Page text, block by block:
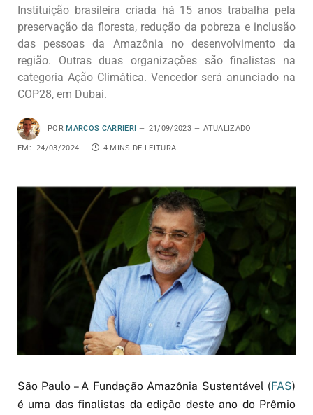
Instituição brasileira criada há 15 anos trabalha pela
preservação da floresta, redução da pobreza e inclusão
das pessoas da Amazônia no desenvolvimento da
região. Outras duas organizações são finalistas na
categoria Ação Climática. Vencedor será anunciado na
COP28, em Dubai.
POR MARCOS CARRIERI 21/09/2023 ATUALIZADO
EM: 24/03/2024 4 MINS DE LEITURA
São Paulo – A Fundação Amazônia Sustentável (FAS)
é uma das finalistas da edição deste ano do Prêmio